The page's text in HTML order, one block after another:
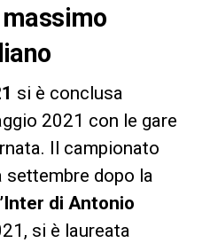
si è conclusa
2021 con le gare
Il campionato
dopo la
di Antonio
si è laureata